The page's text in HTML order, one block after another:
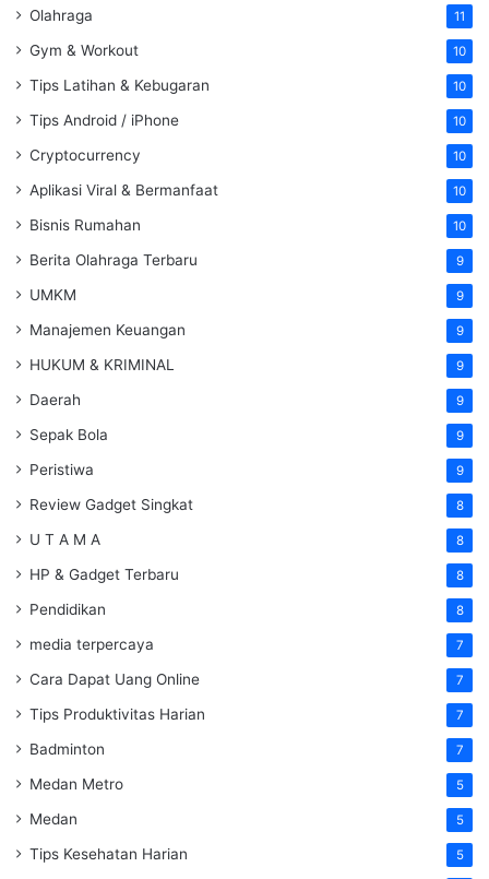
Olahraga 11
Gym & Workout 10
Tips Latihan & Kebugaran 10
Tips Android / iPhone 10
Cryptocurrency 10
Aplikasi Viral & Bermanfaat 10
Bisnis Rumahan 10
Berita Olahraga Terbaru 9
UMKM 9
Manajemen Keuangan 9
HUKUM & KRIMINAL 9
Daerah 9
Sepak Bola 9
Peristiwa 9
Review Gadget Singkat 8
U T A M A 8
HP & Gadget Terbaru 8
Pendidikan 8
media terpercaya 7
Cara Dapat Uang Online 7
Tips Produktivitas Harian 7
Badminton 7
Medan Metro 5
Medan 5
Tips Kesehatan Harian 5